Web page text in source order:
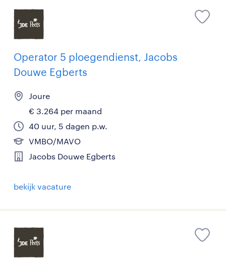
Operator 5 ploegendienst, Jacobs
Douwe Egberts
Joure
€ 3.264 per maand
40 uur, 5 dagen p.w.
VMBO/MAVO
Jacobs Douwe Egberts
bekijk vacature